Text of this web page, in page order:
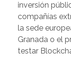
inversión
compañías
la sede
Granada o el
testar